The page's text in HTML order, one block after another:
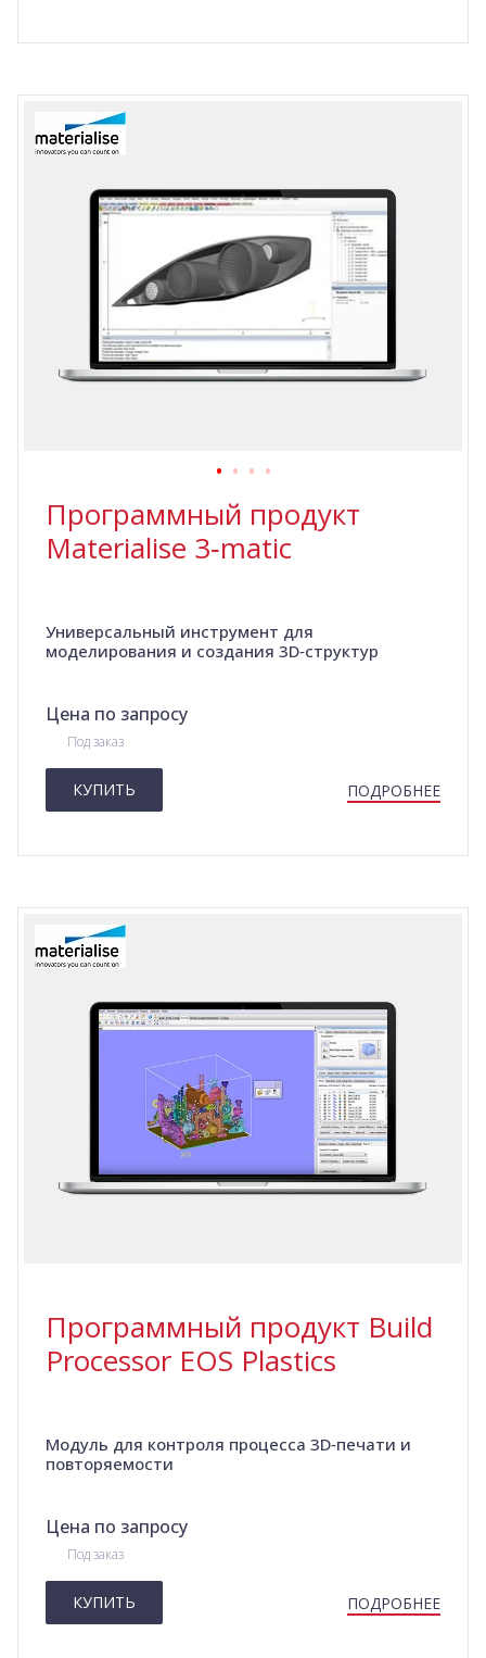
Программный продукт
Materialise 3‑matic
Универсальный инструмент для
моделирования и создания 3D‑структур
Цена по запросу
Под заказ
КУПИТЬ ПОДРОБНЕЕ
Программный продукт Build
Processor EOS Plastics
Модуль для контроля процесса 3D‑печати и
повторяемости
Цена по запросу
Под заказ
КУПИТЬ ПОДРОБНЕЕ